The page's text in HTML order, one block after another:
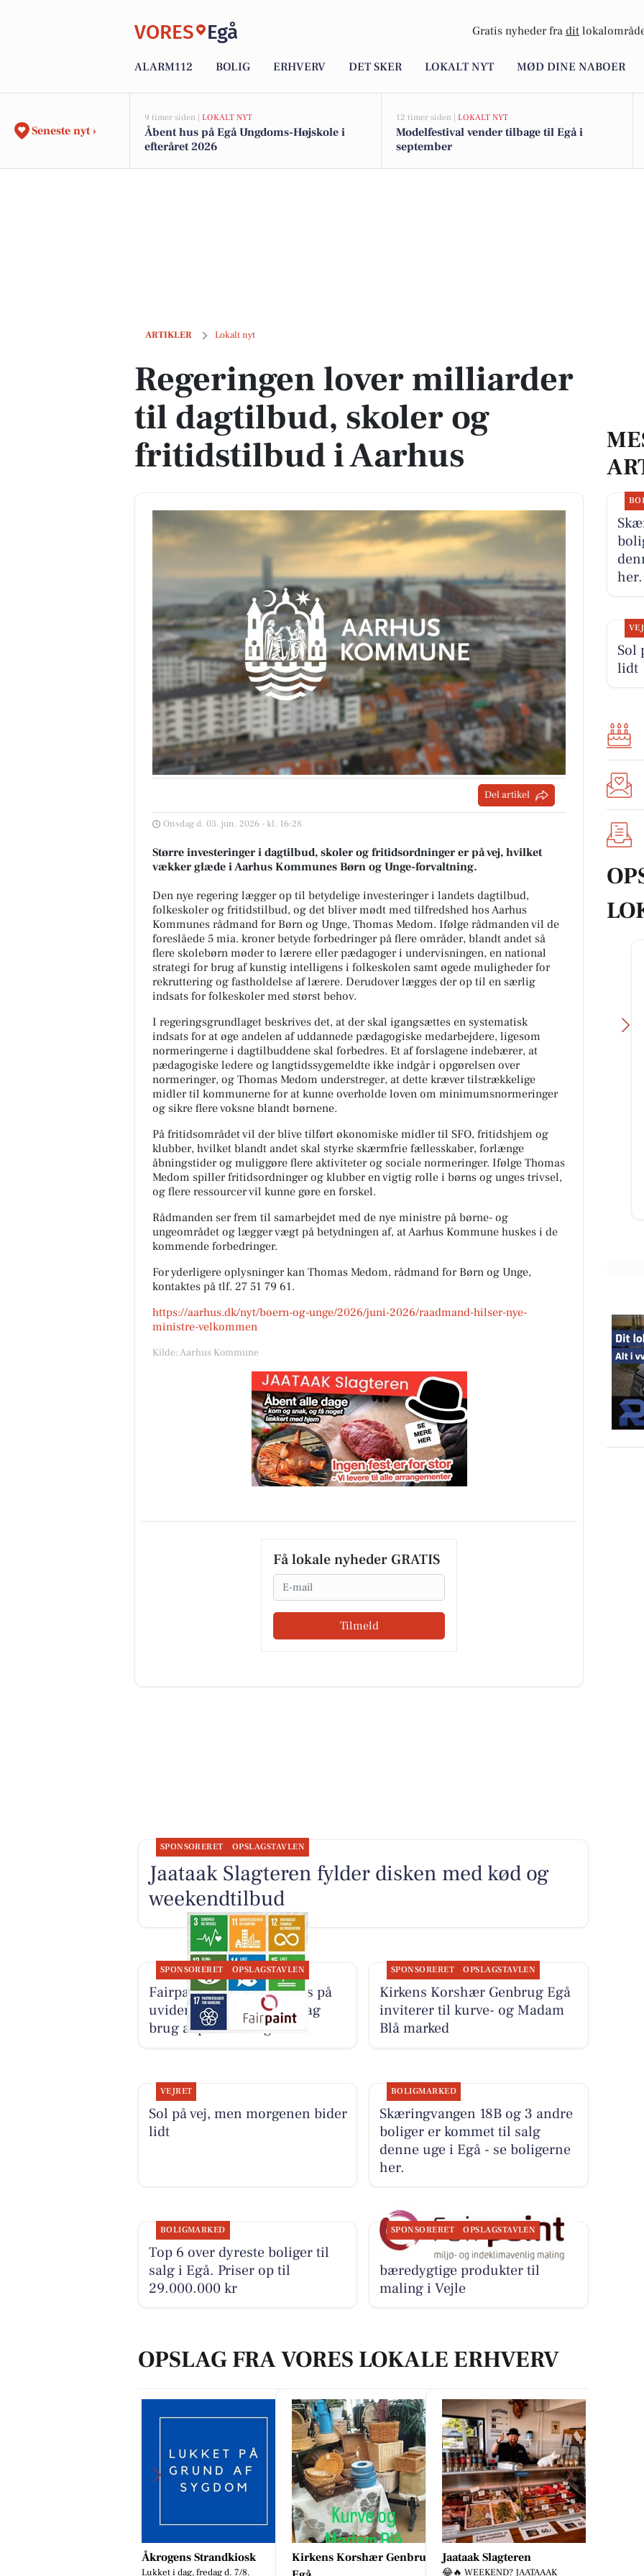
VORES Egå Gratis nyheder fra dit
ALARM112 BOLIG ERHVERV DET SKER LOKALT NYT MØD DINE NABOER
Seneste nyt ›
9 timer siden | LOKALT NYT
Åbent hus på Egå Ungdoms-Højskole i
efteråret 2026
12 timer siden | LOKALT NYT
Modelfestival vender tilbage til Egå i
september
ARTIKLER Lokalt nyt
Regeringen lover milliarder til dagtilbud, skoler og fritidstilbud i Aarhus
Regeringen lover milliarder
til dagtilbud, skoler og
fritidstilbud i Aarhus
Del artikel
Onsdag d. 03. jun. 2026 - kl. 16:28
Større investeringer i dagtilbud, skoler og fritidsordninger er på vej, hvilket
vækker glæde i Aarhus Kommunes Børn og Unge-forvaltning.
Den nye regering lægger op til betydelige investeringer i landets dagtilbud,
folkeskoler og fritidstilbud, og det bliver mødt med tilfredshed hos Aarhus
Kommunes rådmand for Børn og Unge, Thomas Medom. Ifølge rådmanden vil de
foreslåede 5 mia. kroner betyde forbedringer på flere områder, blandt andet så
flere skolebørn møder to lærere eller pædagoger i undervisningen, en national
strategi for brug af kunstig intelligens i folkeskolen samt øgede muligheder for
rekruttering og fastholdelse af lærere. Derudover lægges der op til en særlig
indsats for folkeskoler med størst behov.
I regeringsgrundlaget beskrives det, at der skal igangsættes en systematisk
indsats for at øge andelen af uddannede pædagogiske medarbejdere, ligesom
normeringerne i dagtilbuddene skal forbedres. Et af forslagene indebærer, at
pædagogiske ledere og langtidssygemeldte ikke indgår i opgørelsen over
normeringer, og Thomas Medom understreger, at dette kræver tilstrækkelige
midler til kommunerne for at kunne overholde loven om minimumsnormeringer
og sikre flere voksne blandt børnene.
På fritidsområdet vil der blive tilført økonomiske midler til SFO, fritidshjem og
klubber, hvilket blandt andet skal styrke skærmfrie fællesskaber, forlænge
åbningstider og muliggøre flere aktiviteter og sociale normeringer. Ifølge Thomas
Medom spiller fritidsordninger og klubber en vigtig rolle i børns og unges trivsel,
og flere ressourcer vil kunne gøre en forskel.
Rådmanden ser frem til samarbejdet med de nye ministre på børne- og
ungeområdet og lægger vægt på betydningen af, at Aarhus Kommune huskes i de
kommende forbedringer.
For yderligere oplysninger kan Thomas Medom, rådmand for Børn og Unge,
kontaktes på tlf. 27 51 79 61.
https://aarhus.dk/nyt/boern-og-unge/2026/juni-2026/raadmand-hilser-nye-
ministre-velkommen
Kilde: Aarhus Kommune
Få lokale nyheder GRATIS
Email
Tilmeld
her.
Sol
lidt
Fairpaint ApS
brug af plastmaling? Plastmaling
har i mange år været en populær
løsning inden for bygges...
SPONSORERET OPSLAGSTAVLEN
Jaataak Slagteren fylder disken med kød og
weekendtilbud
SPONSORERET OPSLAGSTAVLEN
Fairpaint ApS sætter fokus på
uvidenhed og økonomi bag
brug af plastmaling
SPONSORERET OPSLAGSTAVLEN
Kirkens Korshær Genbrug Egå
inviterer til kurve- og Madam
Blå marked
VEJRET
Sol på vej, men morgenen bider
lidt
BOLIGMARKED
Skæringvangen 18B og 3 andre
boliger er kommet til salg
denne uge i Egå - se boligerne
her.
BOLIGMARKED
Top 6 over dyreste boliger til
salg i Egå. Priser op til
29.000.000 kr
SPONSORERET OPSLAGSTAVLEN
Fairpaint ApS tilbyder
bæredygtige produkter til
maling i Vejle
OPSLAG FRA VORES LOKALE ERHVERV
Kirkens Korshær Genbrug
Jaataak Slagteren
😂🔥 WEEKEND? JAATAAAK
Fairpaint ApS
Hvad er undskyldningen for fortsat